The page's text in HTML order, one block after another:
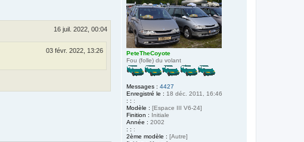
PeteTheCoyote
Fou (folle) du volant
Messages : 4427
Enregistré le : 18 déc. 2011, 16:46
: : :
Modèle : [Espace III V6-24]
Finition : Initiale
Année : 2002
: : :
2ème modèle : [Autre]
16 juil. 2022, 00:04
03 févr. 2022, 13:26